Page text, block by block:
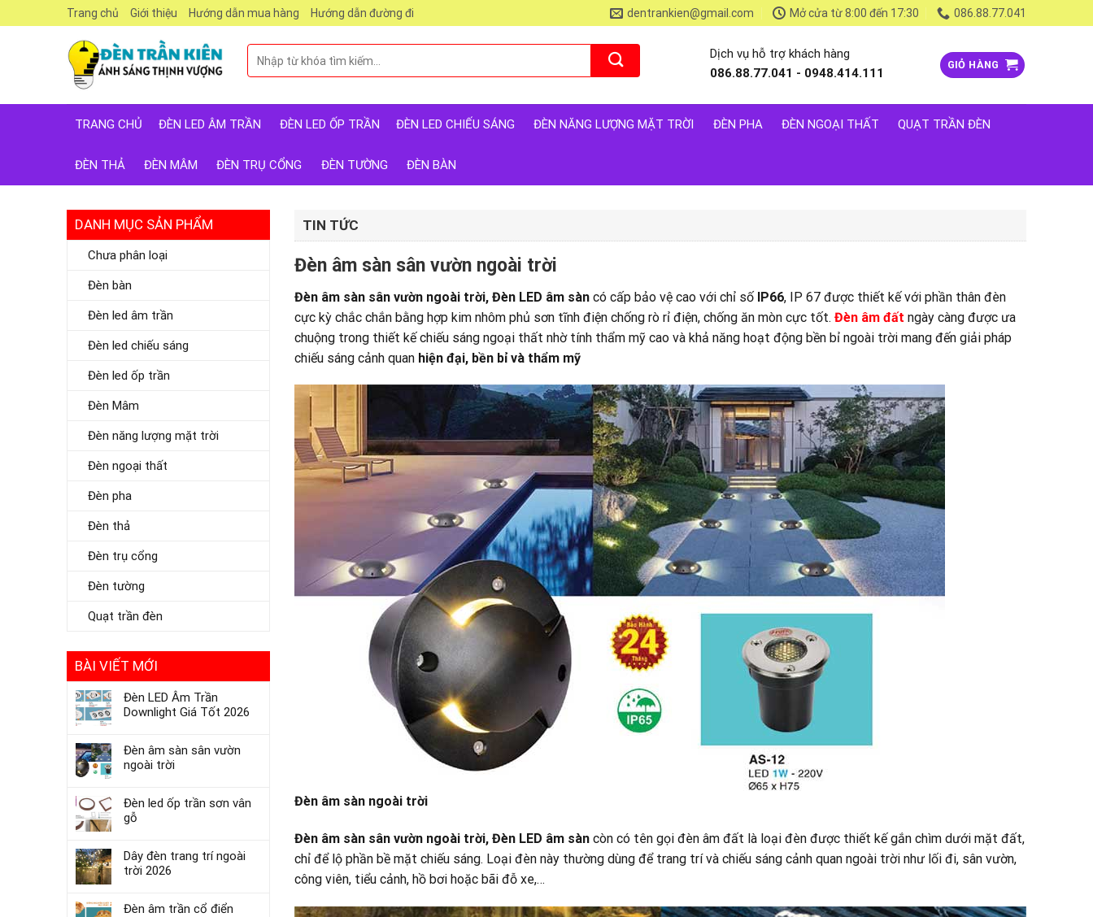
to
Trang chủ Giới thiệu Hướng dẫn mua hàng Hướng dẫn đường đi dentrankien@gmail.com Mở cửa từ 8:00 đến 17:30 086.88.77.041
kiếm:
Dịch vụ hỗ trợ khách hàng
086.88.77.041 - 0948.414.111
GIỎ HÀNG
TRANG CHỦ ĐÈN LED ÂM TRẦN ĐÈN LED ỐP TRẦN ĐÈN LED CHIẾU SÁNG ĐÈN NĂNG LƯỢNG MẶT TRỜI ĐÈN PHA ĐÈN NGOẠI THẤT QUẠT TRẦN ĐÈN
ĐÈN THẢ ĐÈN MÂM ĐÈN TRỤ CỔNG ĐÈN TƯỜNG ĐÈN BÀN
DANH MỤC SẢN PHẨM
Chưa phân loại
Đèn bàn
Đèn led âm trần
Đèn led chiếu sáng
Đèn led ốp trần
Đèn Mâm
Đèn năng lượng mặt trời
Đèn ngoại thất
Đèn pha
Đèn thả
Đèn trụ cổng
Đèn tường
Quạt trần đèn
BÀI VIẾT MỚI
Đèn LED Âm Trần
Downlight Giá Tốt 2026
Đèn âm sàn sân vườn
ngoài trời
Đèn led ốp trần sơn vân
gỗ
Dây đèn trang trí ngoài
trời 2026
Đèn âm trần cổ điển
TIN TỨC
Đèn âm sàn sân vườn ngoài trời
Đèn âm sàn sân vườn ngoài trời, Đèn LED âm sàn có cấp bảo vệ cao với chỉ số IP66, IP 67 được thiết kế với phần thân đèn
cực kỳ chắc chắn bằng hợp kim nhôm phủ sơn tĩnh điện chống rò rỉ điện, chống ăn mòn cực tốt. Đèn âm đất ngày càng được ưa
chuộng trong thiết kế chiếu sáng ngoại thất nhờ tính thẩm mỹ cao và khả năng hoạt động bền bỉ ngoài trời mang đến giải pháp
chiếu sáng cảnh quan hiện đại, bền bỉ và thẩm mỹ
Đèn âm sàn ngoài trời
Đèn âm sàn sân vườn ngoài trời, Đèn LED âm sàn còn có tên gọi đèn âm đất là loại đèn được thiết kế gắn chìm dưới mặt đất,
chỉ để lộ phần bề mặt chiếu sáng. Loại đèn này thường dùng để trang trí và chiếu sáng cảnh quan ngoài trời như lối đi, sân vườn,
công viên, tiểu cảnh, hồ bơi hoặc bãi đỗ xe,…